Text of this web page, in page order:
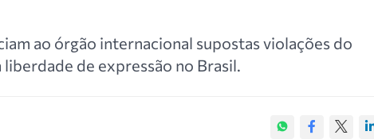
ao órgão internacional supostas violações do
de expressão no Brasil.